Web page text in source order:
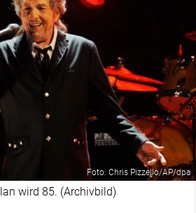
Foto: Chris Pizzello/AP/dpa
wird 85. (Archivbild)